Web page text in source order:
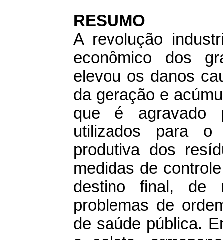
RESUMO
A revolução
econômico dos
elevou os danos
da geração e
que é agravado
utilizados para o
produtiva dos
medidas de
destino final, de
problemas de
de saúde pública.